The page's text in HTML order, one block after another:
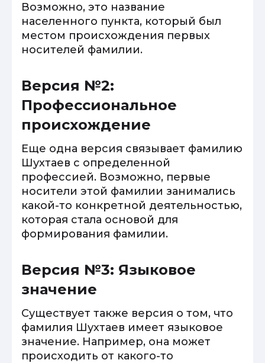
Возможно, это название
населенного пункта, который был
местом происхождения первых
носителей фамилии.
Версия №2:
Профессиональное
происхождение
Еще одна версия связывает фамилию
Шухтаев с определенной
профессией. Возможно, первые
носители этой фамилии занимались
какой-то конкретной деятельностью,
которая стала основой для
формирования фамилии.
Версия №3: Языковое
значение
Существует также версия о том, что
фамилия Шухтаев имеет языковое
значение. Например, она может
происходить от какого-то